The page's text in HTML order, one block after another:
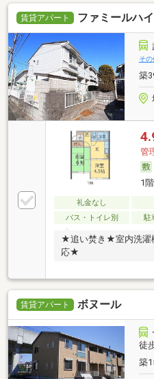
賃貸アパート ファミールハ
そ
築
管
1
礼金なし
バス・トイレ別
駐
★追い焚き★室内洗濯
応★
賃貸アパート ボヌール
徒
築